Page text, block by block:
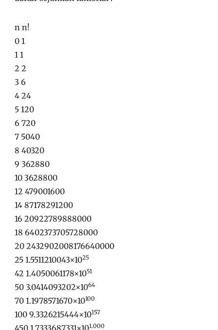
n n!
0 1
1 1
2 2
3 6
4 24
5 120
6 720
7 5040
8 40320
9 362880
10 3628800
12 479001600
14 87178291200
16 20922789888000
18 6402373705728000
20 2432902008176640000
25 1.5511210043×1025
42 1.4050061178×1051
50 3.0414093202×1064
70 1.1978571670×10100
100 9.3326215444×10157
1.000